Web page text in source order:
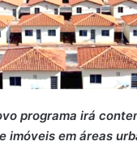
programa irá
imóveis em áreas